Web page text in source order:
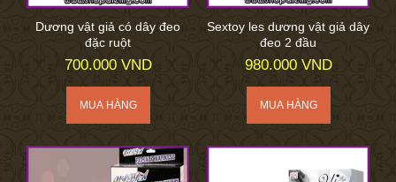
Dương vật giả có dây đeo
đặc ruột
700.000 VND
Sextoy les dương vật giả dây
đeo 2 đầu
980.000 VND